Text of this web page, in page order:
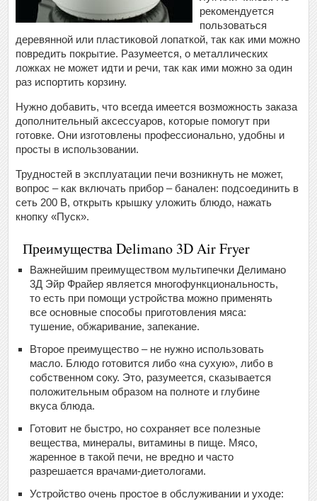
рекомендуется
пользоваться
деревянной или пластиковой лопаткой, так как ими можно
повредить покрытие. Разумеется, о металлических
ложках не может идти и речи, так как ими можно за один
раз испортить корзину.
Нужно добавить, что всегда имеется возможность заказа
дополнительный аксессуаров, которые помогут при
готовке. Они изготовлены профессионально, удобны и
просты в использовании.
Трудностей в эксплуатации печи возникнуть не может,
вопрос – как включать прибор – банален: подсоединить в
сеть 200 В, открыть крышку уложить блюдо, нажать
кнопку «Пуск».
Преимущества Delimano 3D Air Fryer
Важнейшим преимуществом мультипечки Делимано
3Д Эйр Фрайер является многофункциональность,
то есть при помощи устройства можно применять
все основные способы приготовления мяса:
тушение, обжаривание, запекание.
Второе преимущество – не нужно использовать
масло. Блюдо готовится либо «на сухую», либо в
собственном соку. Это, разумеется, сказывается
положительным образом на полноте и глубине
вкуса блюда.
Готовит не быстро, но сохраняет все полезные
вещества, минералы, витамины в пище. Мясо,
жаренное в такой печи, не вредно и часто
разрешается врачами-диетологами.
Устройство очень простое в обслуживании и уходе: